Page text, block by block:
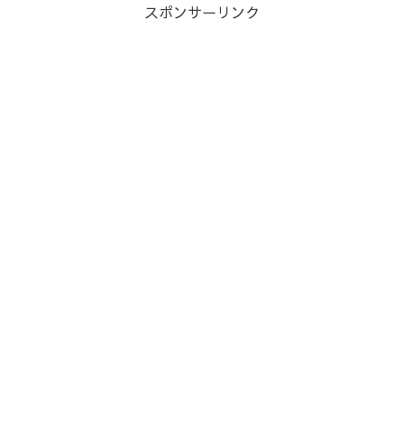
スポンサーリンク